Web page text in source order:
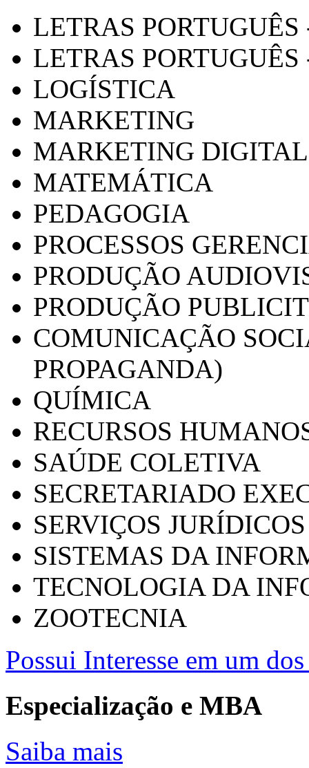
LETRAS
LETRAS PORTUGUÊS
LOGÍSTICA
MARKETING
MARKETING DIGITAL
MATEMÁTICA
PEDAGOGIA
PROCESSOS
PRODUÇÃO
PRODUÇÃO
COMUNICAÇÃO
PROPAGANDA)
QUÍMICA
RECURSOS
SAÚDE COLETIVA
SECRETARIADO
SERVIÇOS
SISTEMAS DA
TECNOLOGIA DA
ZOOTECNIA
Possui Interesse em um
Especialização e MBA
Saiba mais